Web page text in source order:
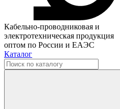
Кабельно-проводниковая и
электротехническая продукция
оптом по России и ЕАЭС
Каталог